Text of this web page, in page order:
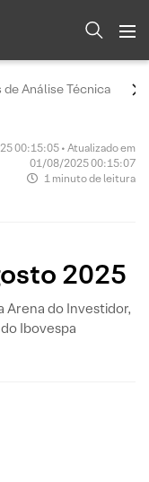
Análise Técnica
00:15:05 • Atualizado em
01/08/2025 00:15:07
1 minuto de leitura
2025
Arena do Investidor,
Ibovespa